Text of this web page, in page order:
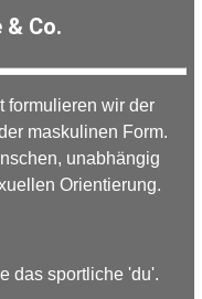
& Co.
formulieren wir der
maskulinen Form.
unabhängig
Orientierung.
das sportliche 'du'.